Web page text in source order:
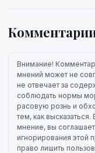
Внимание!
мнений может не
не отвечает за
соблюдать нормы
расовую рознь и
тем, как
мнение, вы
игнорирования этой
право лишить